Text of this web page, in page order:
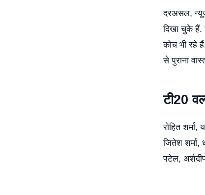
दरअसल,
दिखा चुके हैं.
कोच भी रहे
से पुराना
टी20
रोहित
जितेश
पटेल,